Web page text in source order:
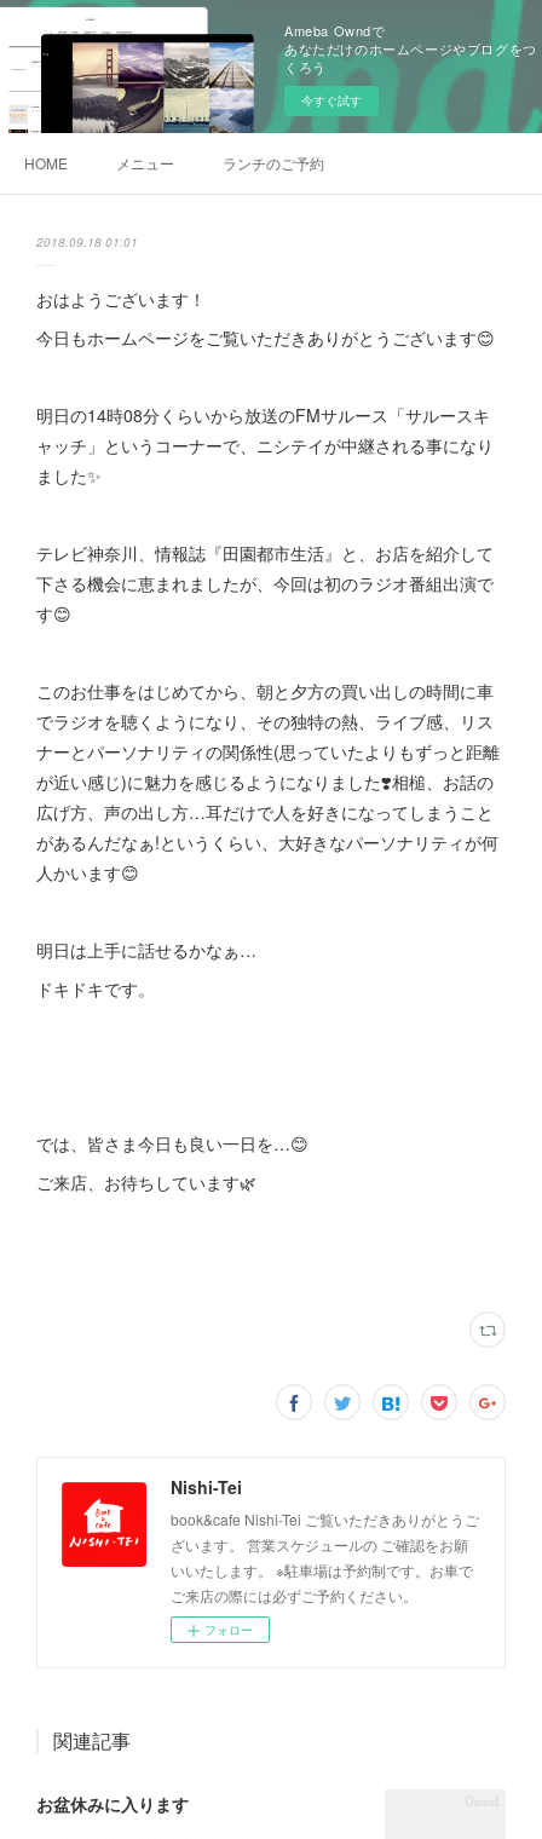
Ameba Owndで
あなただけのホームページやブログをつ
くろう
今すぐ試す
HOME メニュー ランチのご予約
2018.09.18 01:01
おはようございます！
今日もホームページをご覧いただきありがとうございます😊
明日の14時08分くらいから放送のFMサルース「サルースキ
ャッチ」というコーナーで、ニシテイが中継される事になり
ました✨
テレビ神奈川、情報誌『田園都市生活』と、お店を紹介して
下さる機会に恵まれましたが、今回は初のラジオ番組出演で
す😊
このお仕事をはじめてから、朝と夕方の買い出しの時間に車
でラジオを聴くようになり、その独特の熱、ライブ感、リス
ナーとパーソナリティの関係性(思っていたよりもずっと距離
が近い感じ)に魅力を感じるようになりました❣️相槌、お話の
広げ方、声の出し方…耳だけで人を好きになってしまうこと
があるんだなぁ!というくらい、大好きなパーソナリティが何
人かいます😊
明日は上手に話せるかなぁ…
ドキドキです。
では、皆さま今日も良い一日を…😊
ご来店、お待ちしています🌿
Nishi-Tei
book&cafe Nishi-Tei ご覧いただきありがとうご
ざいます。 営業スケジュールの ご確認をお願
いいたします。 ※駐車場は予約制です。お車で
ご来店の際には必ずご予約ください。
フォロー
関連記事
お盆休みに入ります